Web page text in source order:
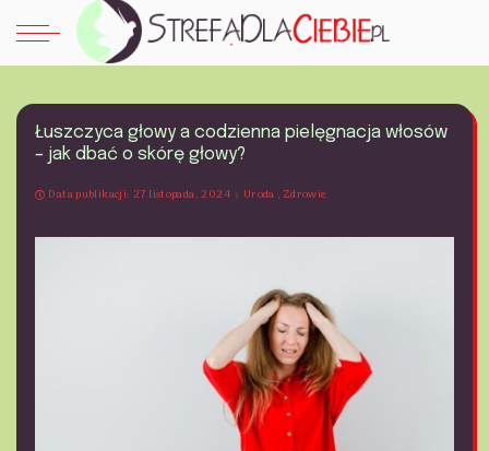
Łuszczyca głowy a codzienna pielęgnacja włosów
– jak dbać o skórę głowy?
Data publikacji: 27 listopada, 2024 Uroda Zdrowie